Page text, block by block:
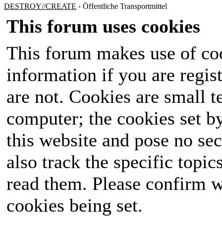
wie die
Sicherheitspolitik
werden sich nichts
Amt im Land wird in
ausgetragen, das
die Wähler mit seinen
seine Seite ziehen
hervorgehen?
unvergessliches
DESTROY//CREATE › Öffentliche Transportmittel
This forum uses cookies
This forum makes use of
information if you are
are not. Cookies are small
computer; the cookies set
this website and pose no
also track the specific
read them. Please confirm
cookies being set.